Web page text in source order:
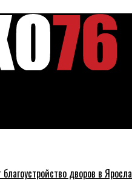
дворов в